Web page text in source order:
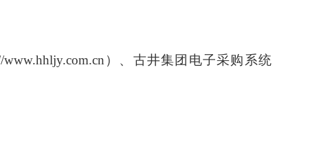
）、古井集团电子采购系统